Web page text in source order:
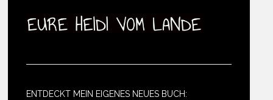
ENTDECKT MEIN EIGENES NEUES BUCH: